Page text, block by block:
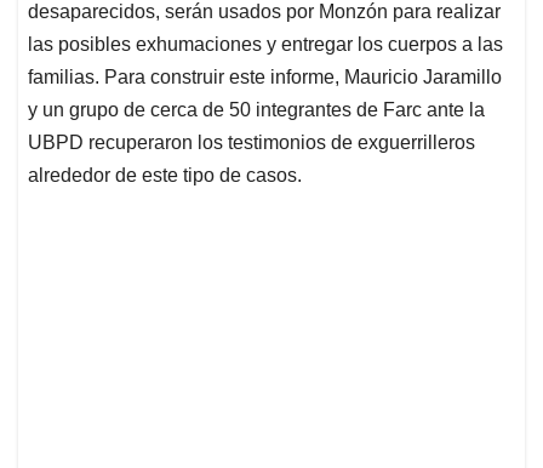
desaparecidos, serán usados por Monzón para realizar
las posibles exhumaciones y entregar los cuerpos a las
familias. Para construir este informe, Mauricio Jaramillo
y un grupo de cerca de 50 integrantes de Farc ante la
UBPD recuperaron los testimonios de exguerrilleros
alrededor de este tipo de casos.